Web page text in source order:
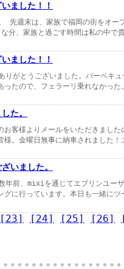
ました！！
週末は、家族で福岡の街をオー
分、家族と過ごす時間は私の中で
ました！！
りがとうございました。バーベキ
たので、フェラーリ乗れなかっ
た。
お客様よりメールをいただきまし
。金曜日無事に納車されました！
いました。
年前、mixiを通じてエブリンユー
に行っています。本日も一緒にツ
[23] [24] [25] [26]